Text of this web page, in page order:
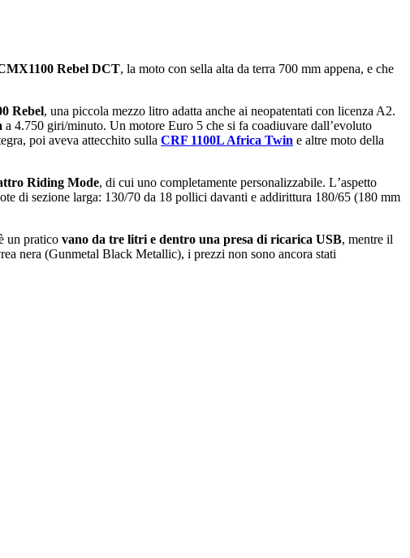
Rebel DCT, la moto con sella alta da terra 700 mm appena, e che
Rebel, una piccola mezzo litro adatta anche ai neopatentati con licenza A2.
a 4.750 giri/minuto. Un motore Euro 5 che si fa coadiuvare dallʼevoluto
poi aveva attecchito sulla CRF 1100L Africa Twin e altre moto della
Riding Mode, di cui uno completamente personalizzabile. Lʼaspetto
di sezione larga: 130/70 da 18 pollici davanti e addirittura 180/65 (180 mm
un pratico vano da tre litri e dentro una presa di ricarica USB, mentre il
nera (Gunmetal Black Metallic), i prezzi non sono ancora stati